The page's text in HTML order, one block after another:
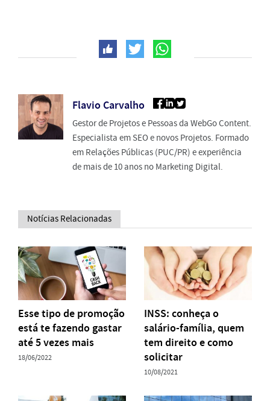
Flavio Carvalho
Gestor de Projetos e Pessoas da WebGo Content.
Especialista em SEO e novos Projetos. Formado
em Relações Públicas (PUC/PR) e experiência
de mais de 10 anos no Marketing Digital.
Notícias Relacionadas
Esse tipo de promoção
está te fazendo gastar
até 5 vezes mais
18/06/2022
INSS: conheça o
salário-família, quem
tem direito e como
solicitar
10/08/2021